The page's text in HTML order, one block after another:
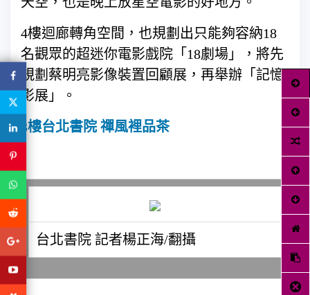
4樓迴廊轉角空間，也規劃出只能夠容納18
名觀眾的超迷你電影戲院「18劇場」，將先
規劃蔡明亮影像裝置回顧展，再舉辦「記憶
影展」。
3樓台北書院 禪風裡品茶
台北書院 記者楊正海/翻攝